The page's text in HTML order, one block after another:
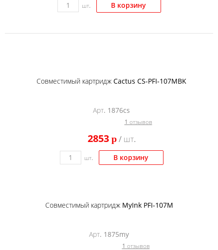
шт. В корзину
Совместимый картридж Cactus CS-PFI-107MBK
Арт. 1876cs
1 отзывов
2853 p/ шт.
шт. В корзину
Совместимый картридж MyInk PFI-107M
Арт. 1875my
1 отзывов